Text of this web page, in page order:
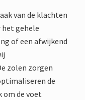
van de klachten
gehele
of een afwijkend
zolen zorgen
de
om de voet